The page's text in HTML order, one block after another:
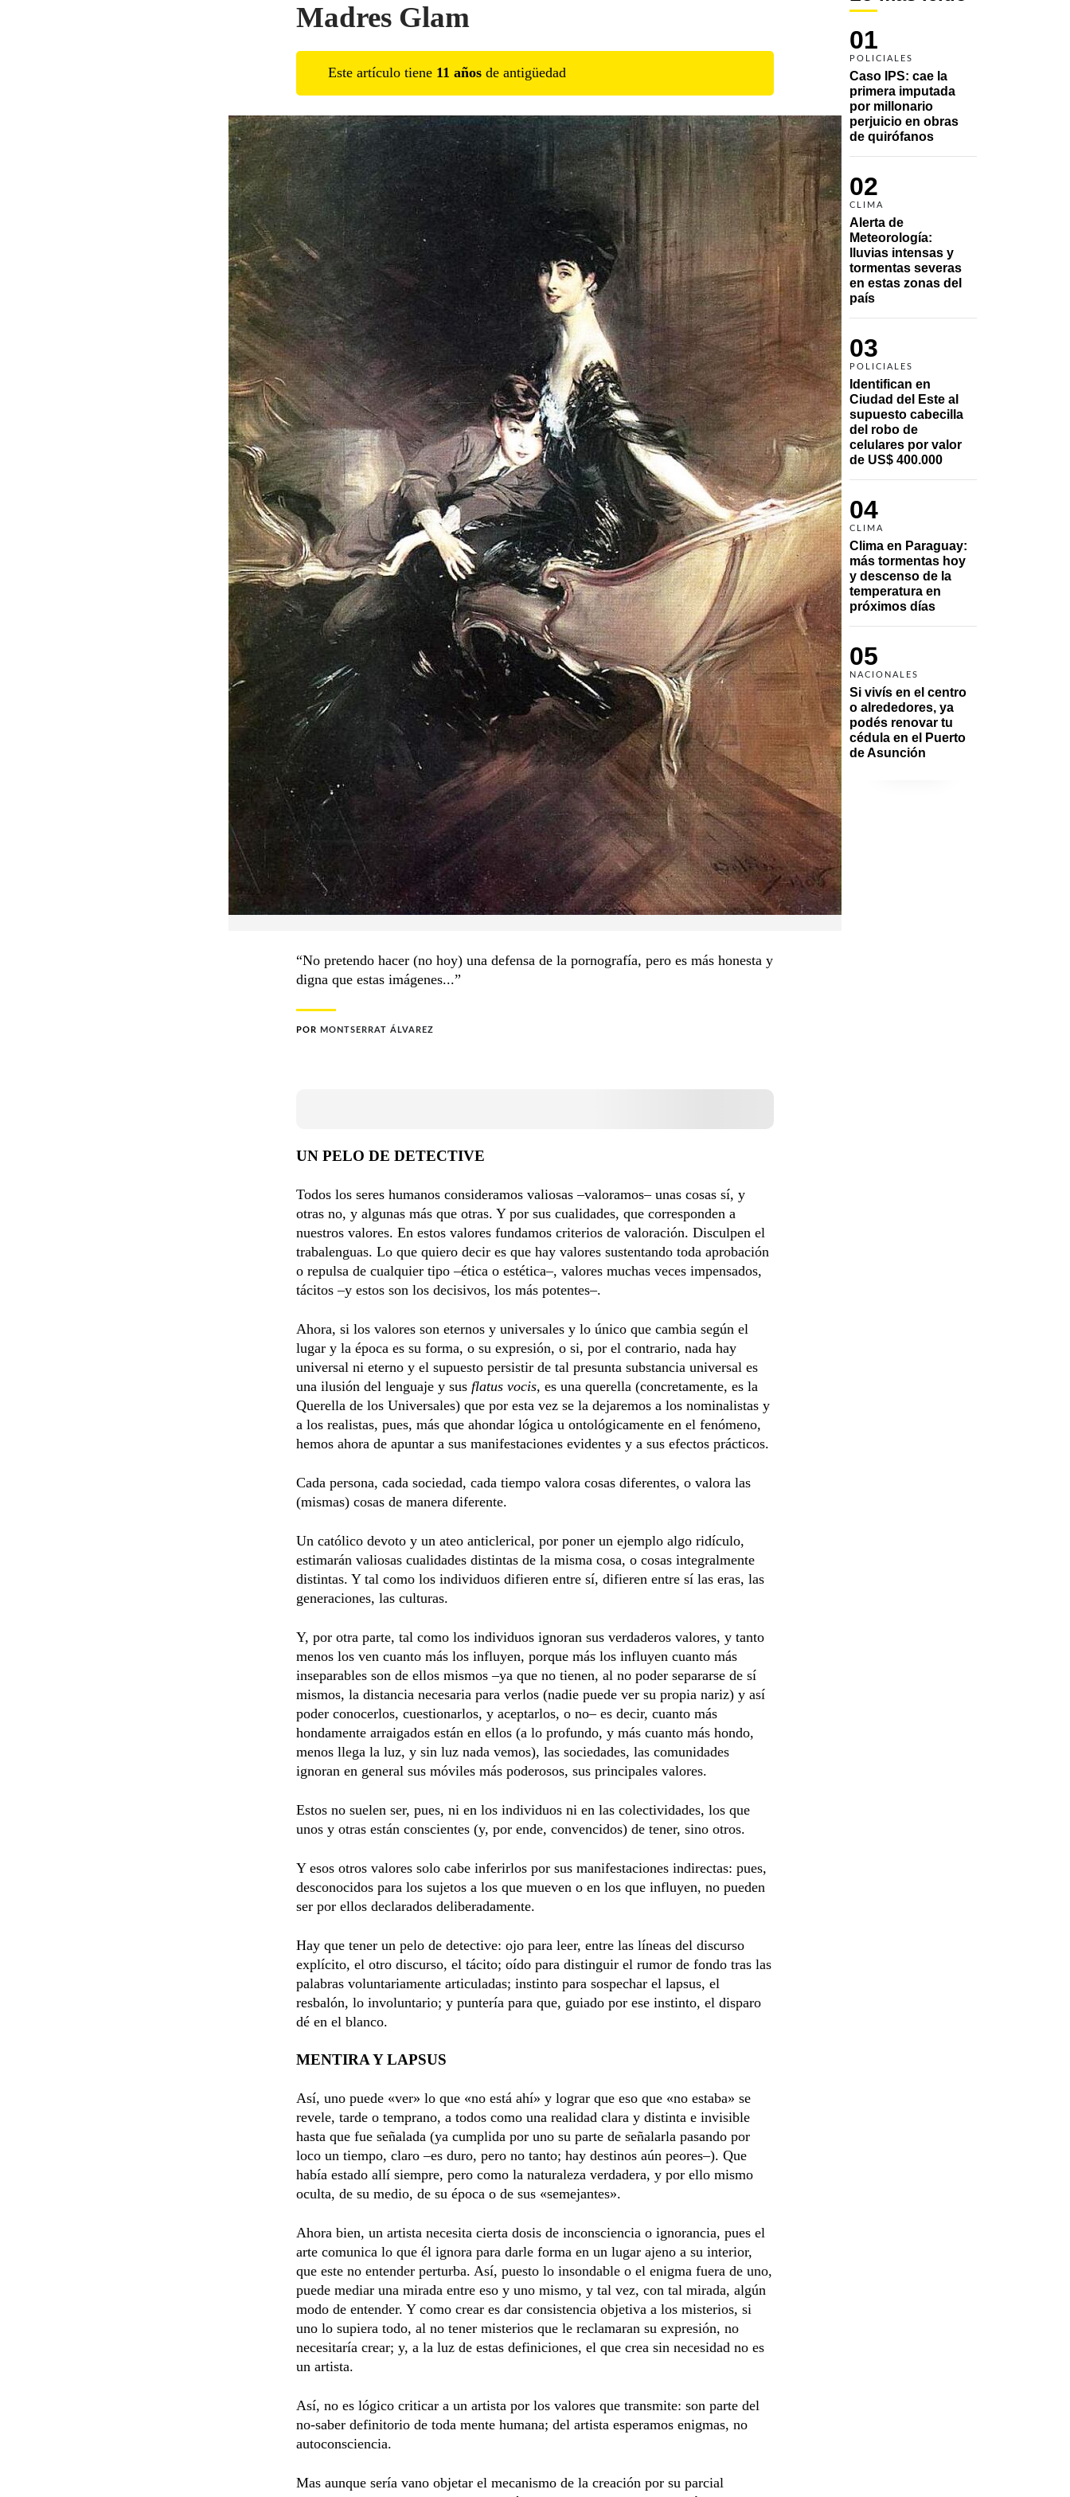
01
POLICIALES
Caso IPS: cae la
primera imputada
por millonario
perjuicio en obras
de quirófanos
02
CLIMA
Alerta de
Meteorología:
lluvias intensas y
tormentas severas
en estas zonas del
país
03
POLICIALES
Identifican en
Ciudad del Este al
supuesto cabecilla
del robo de
celulares por valor
de US$ 400.000
04
CLIMA
Clima en Paraguay:
más tormentas hoy
y descenso de la
temperatura en
próximos días
05
NACIONALES
Si vivís en el centro
o alrededores, ya
podés renovar tu
cédula en el Puerto
de Asunción
Madres Glam
Este artículo tiene 11 años de antigüedad
“No pretendo hacer (no hoy) una defensa de la pornografía, pero es más honesta y
digna que estas imágenes...”
POR MONTSERRAT ÁLVAREZ
UN PELO DE DETECTIVE
Todos los seres humanos consideramos valiosas –valoramos– unas cosas sí, y
otras no, y algunas más que otras. Y por sus cualidades, que corresponden a
nuestros valores. En estos valores fundamos criterios de valoración. Disculpen el
trabalenguas. Lo que quiero decir es que hay valores sustentando toda aprobación
o repulsa de cualquier tipo –ética o estética–, valores muchas veces impensados,
tácitos –y estos son los decisivos, los más potentes–.
Ahora, si los valores son eternos y universales y lo único que cambia según el
lugar y la época es su forma, o su expresión, o si, por el contrario, nada hay
universal ni eterno y el supuesto persistir de tal presunta substancia universal es
una ilusión del lenguaje y sus flatus vocis, es una querella (concretamente, es la
Querella de los Universales) que por esta vez se la dejaremos a los nominalistas y
a los realistas, pues, más que ahondar lógica u ontológicamente en el fenómeno,
hemos ahora de apuntar a sus manifestaciones evidentes y a sus efectos prácticos.
Cada persona, cada sociedad, cada tiempo valora cosas diferentes, o valora las
(mismas) cosas de manera diferente.
Un católico devoto y un ateo anticlerical, por poner un ejemplo algo ridículo,
estimarán valiosas cualidades distintas de la misma cosa, o cosas integralmente
distintas. Y tal como los individuos difieren entre sí, difieren entre sí las eras, las
generaciones, las culturas.
Y, por otra parte, tal como los individuos ignoran sus verdaderos valores, y tanto
menos los ven cuanto más los influyen, porque más los influyen cuanto más
inseparables son de ellos mismos –ya que no tienen, al no poder separarse de sí
mismos, la distancia necesaria para verlos (nadie puede ver su propia nariz) y así
poder conocerlos, cuestionarlos, y aceptarlos, o no– es decir, cuanto más
hondamente arraigados están en ellos (a lo profundo, y más cuanto más hondo,
menos llega la luz, y sin luz nada vemos), las sociedades, las comunidades
ignoran en general sus móviles más poderosos, sus principales valores.
Estos no suelen ser, pues, ni en los individuos ni en las colectividades, los que
unos y otras están conscientes (y, por ende, convencidos) de tener, sino otros.
Y esos otros valores solo cabe inferirlos por sus manifestaciones indirectas: pues,
desconocidos para los sujetos a los que mueven o en los que influyen, no pueden
ser por ellos declarados deliberadamente.
Hay que tener un pelo de detective: ojo para leer, entre las líneas del discurso
explícito, el otro discurso, el tácito; oído para distinguir el rumor de fondo tras las
palabras voluntariamente articuladas; instinto para sospechar el lapsus, el
resbalón, lo involuntario; y puntería para que, guiado por ese instinto, el disparo
dé en el blanco.
MENTIRA Y LAPSUS
Así, uno puede «ver» lo que «no está ahí» y lograr que eso que «no estaba» se
revele, tarde o temprano, a todos como una realidad clara y distinta e invisible
hasta que fue señalada (ya cumplida por uno su parte de señalarla pasando por
loco un tiempo, claro –es duro, pero no tanto; hay destinos aún peores–). Que
había estado allí siempre, pero como la naturaleza verdadera, y por ello mismo
oculta, de su medio, de su época o de sus «semejantes».
Ahora bien, un artista necesita cierta dosis de inconsciencia o ignorancia, pues el
arte comunica lo que él ignora para darle forma en un lugar ajeno a su interior,
que este no entender perturba. Así, puesto lo insondable o el enigma fuera de uno,
puede mediar una mirada entre eso y uno mismo, y tal vez, con tal mirada, algún
modo de entender. Y como crear es dar consistencia objetiva a los misterios, si
uno lo supiera todo, al no tener misterios que le reclamaran su expresión, no
necesitaría crear; y, a la luz de estas definiciones, el que crea sin necesidad no es
un artista.
Así, no es lógico criticar a un artista por los valores que transmite: son parte del
no-saber definitorio de toda mente humana; del artista esperamos enigmas, no
autoconsciencia.
Mas aunque sería vano objetar el mecanismo de la creación por su parcial